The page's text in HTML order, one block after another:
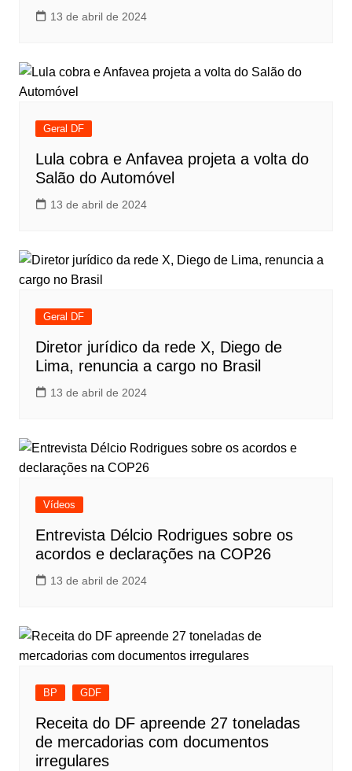
13 de abril de 2024
Geral DF
Lula cobra e Anfavea projeta a volta do
Salão do Automóvel
13 de abril de 2024
Geral DF
Diretor jurídico da rede X, Diego de
Lima, renuncia a cargo no Brasil
13 de abril de 2024
Vídeos
Entrevista Délcio Rodrigues sobre os
acordos e declarações na COP26
13 de abril de 2024
BP GDF
Receita do DF apreende 27 toneladas
de mercadorias com documentos
irregulares